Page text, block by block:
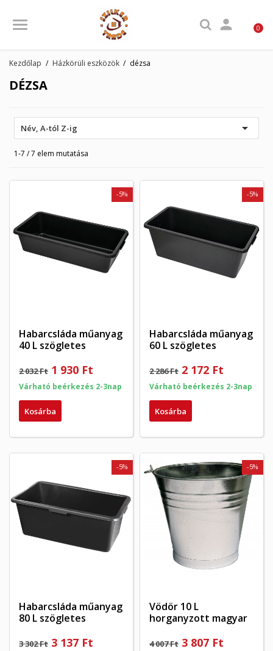
 0
Kezdőlap Házkörüli eszközök dézsa
DÉZSA
Név, A-tól Z-ig 
1-7 / 7 elem mutatása
Habarcsláda műanyag
40 L szögletes
2 032 Ft
-5%
1 930 Ft
Várható beérkezés 2-3nap
Kosárba
Habarcsláda műanyag
60 L szögletes
2 286 Ft
-5%
2 172 Ft
Várható beérkezés 2-3nap
Kosárba
Habarcsláda műanyag
80 L szögletes
3 302 Ft
-5%
3 137 Ft
Vödör 10 L
horganyzott magyar
4 007 Ft
-5%
3 807 Ft